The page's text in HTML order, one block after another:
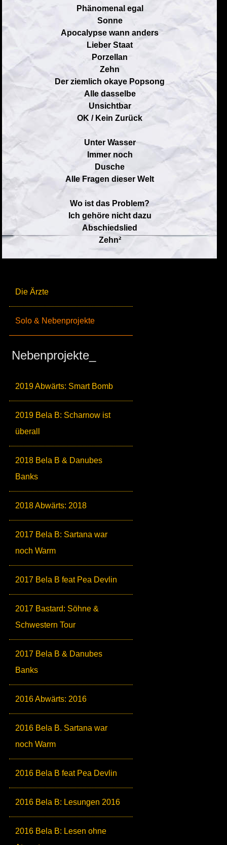
Die Ärzte
Solo & Nebenprojekte
Nebenprojekte_
2019 Abwärts: Smart Bomb
2019 Bela B: Scharnow ist
überall
2018 Bela B & Danubes
Banks
2018 Abwärts: 2018
2017 Bela B: Sartana war
noch Warm
2017 Bela B feat Pea Devlin
2017 Bastard: Söhne &
Schwestern Tour
2017 Bela B & Danubes
Banks
2016 Abwärts: 2016
2016 Bela B. Sartana war
noch Warm
2016 Bela B feat Pea Devlin
2016 Bela B: Lesungen 2016
2016 Bela B: Lesen ohne
Phänomenal egal
Sonne
Apocalypse wann anders
Lieber Staat
Porzellan
Zehn
Der ziemlich okaye Popsong
Alle dasselbe
Unsichtbar
OK / Kein Zurück
Unter Wasser
Immer noch
Dusche
Alle Fragen dieser Welt
Wo ist das Problem?
Ich gehöre nicht dazu
Abschiedslied
Zehn²